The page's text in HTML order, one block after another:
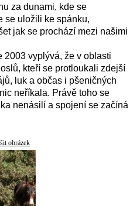
za dunami, kde se
se uložili ke spánku,
jak se prochází mezi našimi
2003 vyplývá, že v oblasti
kteří se protloukali zdejší
luk a občas i pšeničných
neříkala. Právě toho se
nenásilí a spojení se začíná
obrázek